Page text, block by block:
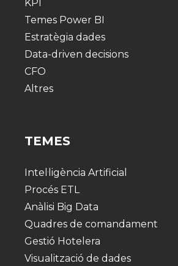
KPI
Temes Power BI
Estratègia dades
Data-driven decisions
CFO
Altres
TEMES
Intel·ligència Artificial
Procés ETL
Anàlisi Big Data
Quadres de comandament
Gestió Hotelera
Visualització de dades